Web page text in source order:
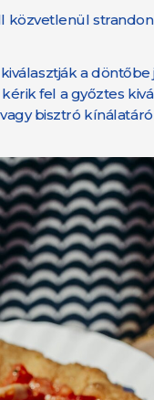
a
fel a győztes
bisztró